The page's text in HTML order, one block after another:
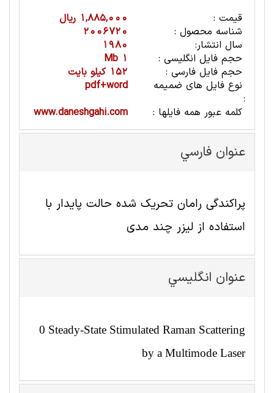
قیمت :
1,885,000 ریال
شناسه محصول :
2006720
سال انتشار:
1980
حجم فایل انگلیسی :
1 Mb
حجم فایل فارسی :
152 کیلو بایت
نوع فایل های ضمیمه
:
pdf+word
کلمه عبور همه فایلها :
www.daneshgahi.com
عنوان فارسي
پراکندگی رامان تحریک شده حالت پایدار با
استفاده از لیزر چند مدی
عنوان انگليسي
0 Steady-State Stimulated Raman Scattering
by a Multimode Laser